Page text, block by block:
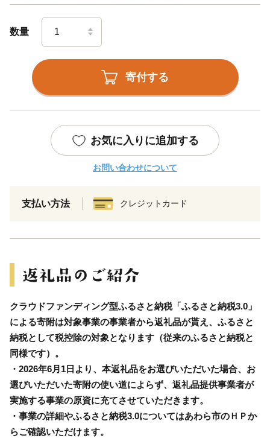
数量
寄付する
お気に入りに追加する
お問い合わせについて
支払い方法 クレジットカード
クラウドファンディング型ふるさと納税「ふるさと納税3.0」
による寄附は対象事業の事業者から返礼品が貰え、ふるさと
納税として税控除の対象となります（従来のふるさと納税と
同様です）。
・2026年6月1日より、本返礼品をお選びいただいた場合、お
選びいただいた寄附の使い道によらず、返礼品提供事業者が
実施する事業の原資に充てさせていただきます。
・事業の詳細やふるさと納税3.0についてはあわら市のＨＰか
らご確認いただけます。